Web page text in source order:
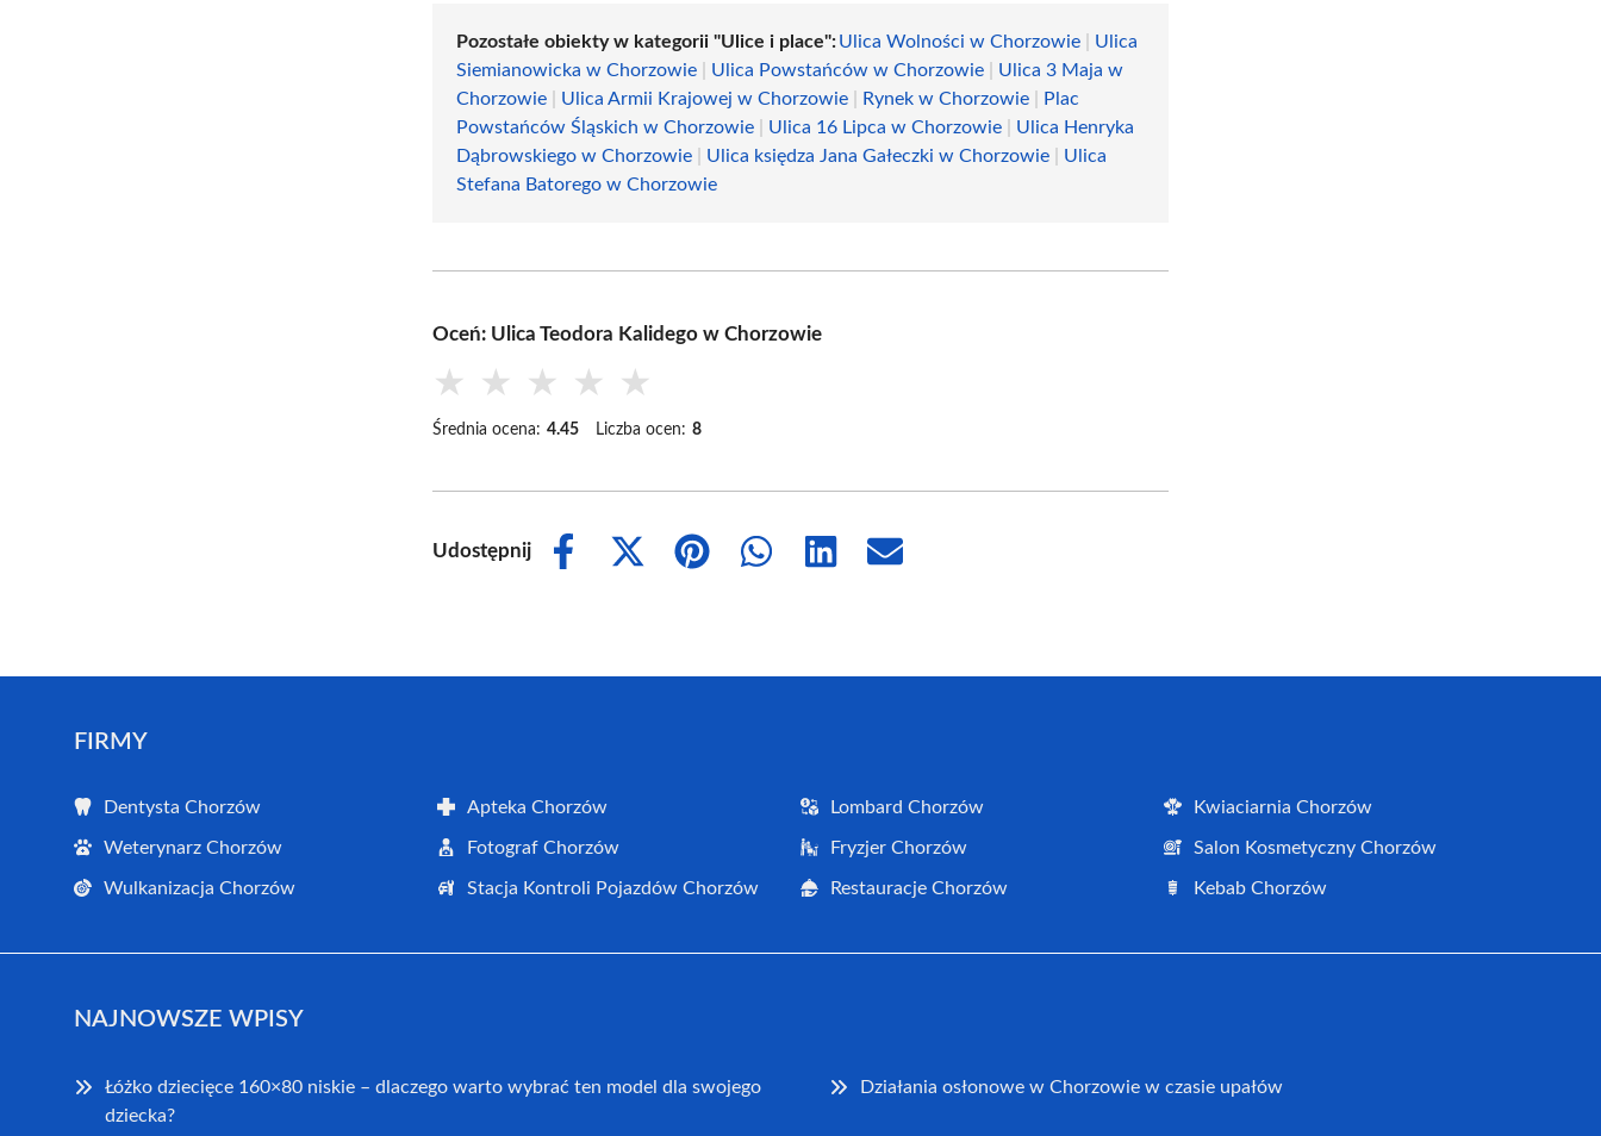
Pozostałe obiekty w kategorii "Ulice i place":Ulica Wolności w Chorzowie
Ulica
Siemianowicka w Chorzowie
Ulica Powstańców w Chorzowie
Ulica 3 Maja w
Chorzowie
Ulica Armii Krajowej w Chorzowie Rynek w Chorzowie
Plac
Powstańców Śląskich w Chorzowie
Ulica 16 Lipca w Chorzowie
Ulica Henryka
Dąbrowskiego w Chorzowie
Ulica księdza Jana Gałeczki w Chorzowie
Ulica
Stefana Batorego w Chorzowie
Oceń: Ulica Teodora Kalidego w Chorzowie
★ ★ ★ ★ ★
Średnia ocena: 4.45 Liczba ocen: 8
Udostępnij
Share
Share
Share
Share
Share
Share
FIRMY
Dentysta Chorzów Apteka Chorzów Lombard Chorzów Kwiaciarnia Chorzów
Weterynarz Chorzów Fotograf Chorzów Fryzjer Chorzów Salon Kosmetyczny Chorzów
Wulkanizacja Chorzów Stacja Kontroli Pojazdów Chorzów Restauracje Chorzów Kebab Chorzów
NAJNOWSZE WPISY
Łóżko dziecięce 160×80 niskie – dlaczego warto wybrać ten model dla swojego
dziecka?
Działania osłonowe w Chorzowie w czasie upałów